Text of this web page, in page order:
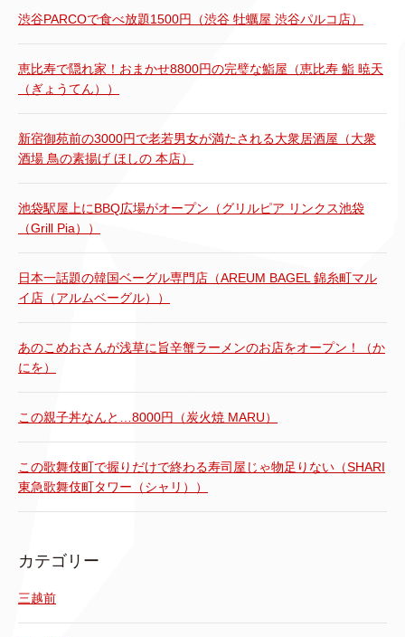
渋谷PARCOで食べ放題1500円（渋谷 牡蠣屋 渋谷パルコ店）
恵比寿で隠れ家！おまかせ8800円の完璧な鮨屋（恵比寿 鮨 暁天
（ぎょうてん））
新宿御苑前の3000円で老若男女が満たされる大衆居酒屋（大衆
酒場 鳥の素揚げ ほしの 本店）
池袋駅屋上にBBQ広場がオープン（グリルピア リンクス池袋
（Grill Pia））
日本一話題の韓国ベーグル専門店（AREUM BAGEL 錦糸町マル
イ店（アルムベーグル））
あのこめおさんが浅草に旨辛蟹ラーメンのお店をオープン！（か
にを）
この親子丼なんと…8000円（炭火焼 MARU）
この歌舞伎町で握りだけで終わる寿司屋じゃ物足りない（SHARI
東急歌舞伎町タワー（シャリ））
カテゴリー
三越前